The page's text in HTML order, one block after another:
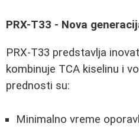
PRX-T33 - Nova
PRX-T33 predstavlja
kombinuje TCA kiselinu i
prednosti su:
Minimalno vreme